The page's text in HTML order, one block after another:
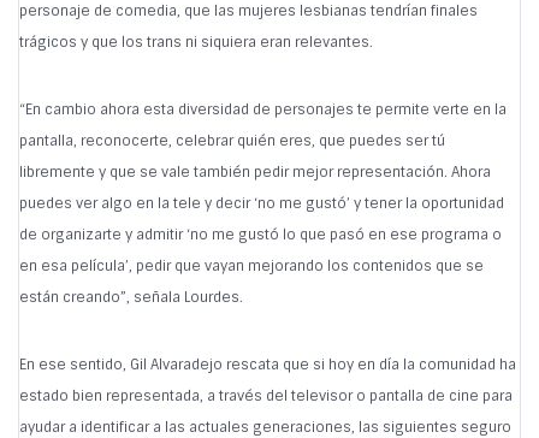
personaje de comedia, que las mujeres lesbianas tendrían finales
trágicos y que los trans ni siquiera eran relevantes.
“En cambio ahora esta diversidad de personajes te permite verte en la
pantalla, reconocerte, celebrar quién eres, que puedes ser tú
libremente y que se vale también pedir mejor representación. Ahora
puedes ver algo en la tele y decir ‘no me gustó’ y tener la oportunidad
de organizarte y admitir ‘no me gustó lo que pasó en ese programa o
en esa película’, pedir que vayan mejorando los contenidos que se
están creando”, señala Lourdes.
En ese sentido, Gil Alvaradejo rescata que si hoy en día la comunidad ha
estado bien representada, a través del televisor o pantalla de cine para
ayudar a identificar a las actuales generaciones, las siguientes seguro